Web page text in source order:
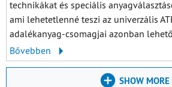
technikákat és speciális
ami lehetetlenné teszi az univerzális
adalékanyag-csomagjai azonban
Bővebben
SHOW MORE